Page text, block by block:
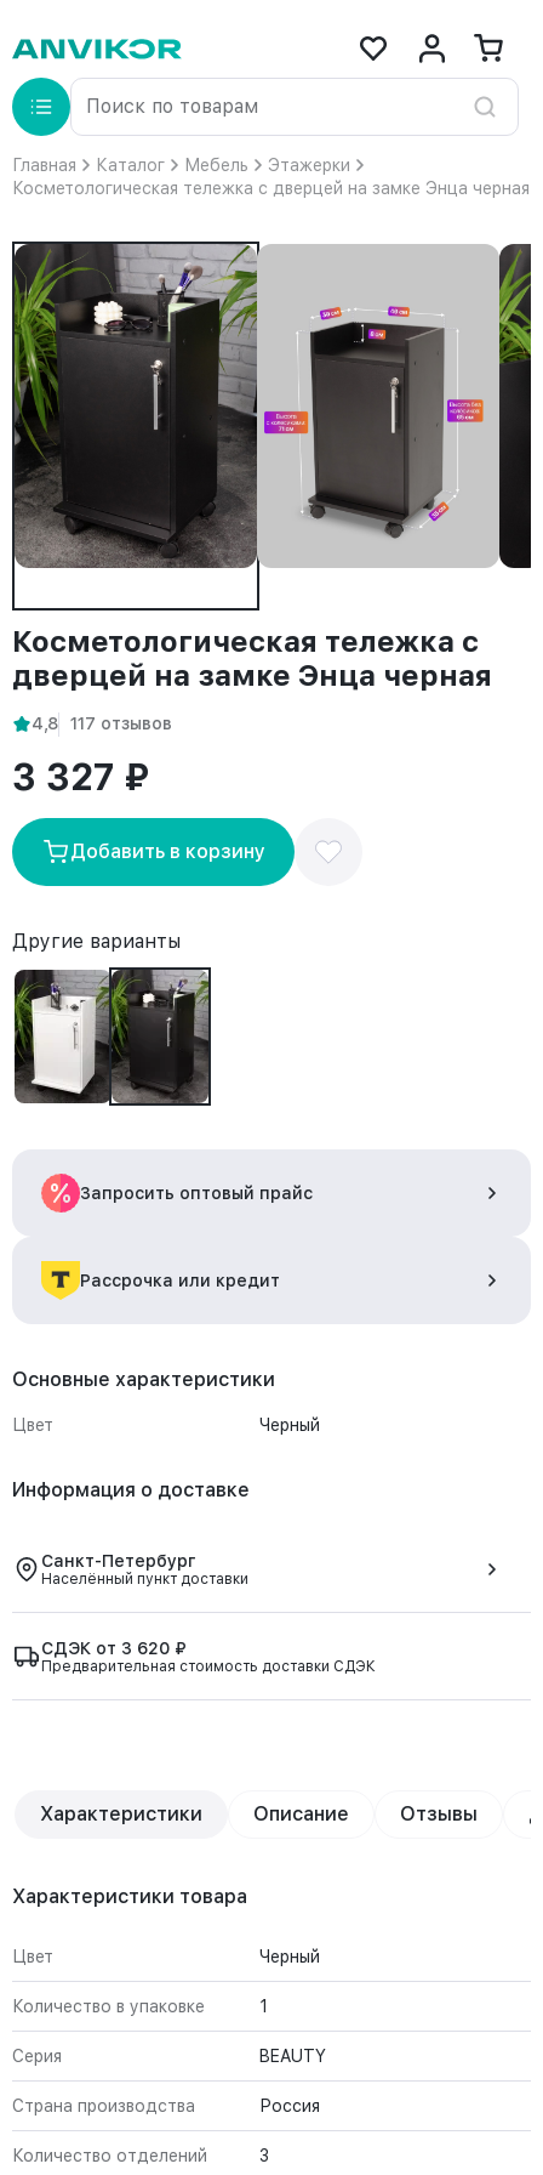
Главная Каталог Мебель
Этажерки
Косметологическая тележка с дверцей на замке Энца черная
Косметологическая тележка с
дверцей на замке Энца черная
4,8 117 отзывов
3 327 ₽
Добавить в корзину
Другие варианты
Запросить оптовый прайс
Рассрочка или кредит
Основные характеристики
Цвет Черный
Информация о доставке
Санкт-Петербург
Населённый пункт доставки
СДЭК от 3 620 ₽
Предварительная стоимость доставки СДЭК
Характеристики Описание Отзывы
Характеристики товара
Цвет Черный
Количество в упаковке 1
Серия BEAUTY
Страна производства Россия
Количество отделений 3